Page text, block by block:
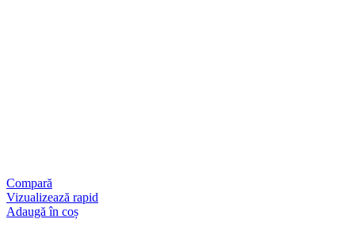
Compară
Vizualizează rapid
Adaugă în coș